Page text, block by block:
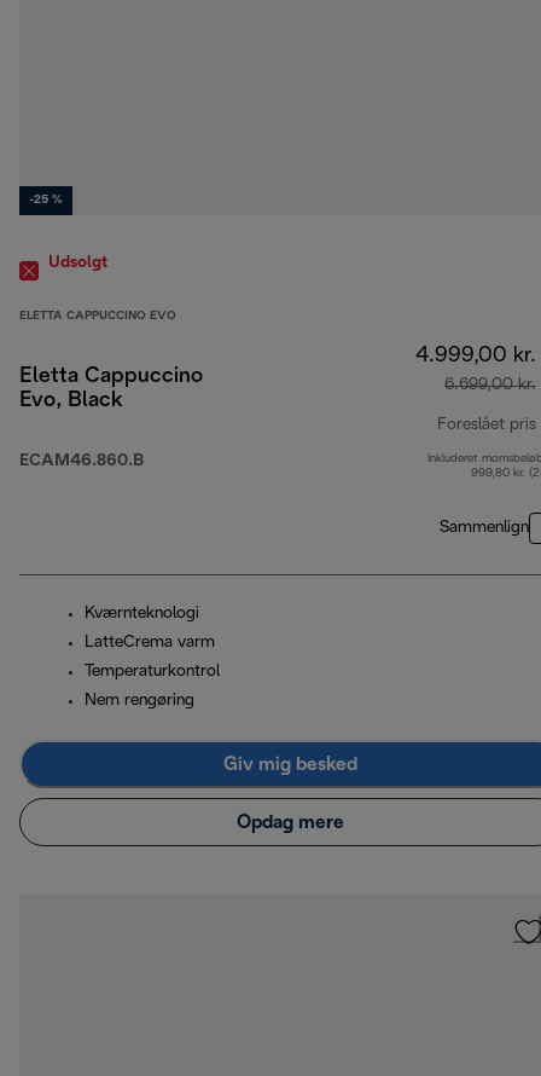
-25 %
Udsolgt
ELETTA CAPPUCCINO EVO
Eletta Cappuccino
Evo, Black
ECAM46.860.B
4.999,00 kr.
6.699,00 kr.
Foreslået pris
Inkluderet
999,80 kr.
Sammenlign
Kværnteknologi
LatteCrema varm
Temperaturkontrol
Nem rengøring
Giv mig besked
Opdag mere